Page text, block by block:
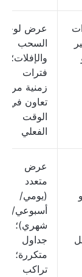
عرض لوحة
السحب
والإفلات؛
فترات
زمنية مرنة؛
تعاون في
الوقت
الفعلي
عرض
متعدد
(يومي/
أسبوعي/
شهري)؛
جداول
متكررة؛
تراكب